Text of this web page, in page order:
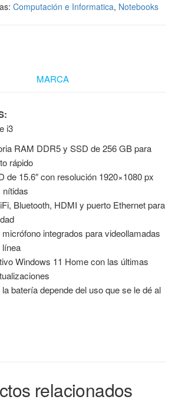
Computación e Informatica, Notebooks
MARCA
i3
RAM DDR5 y SSD de 256 GB para
rápido
de 15.6″ con resolución 1920×1080 px
nítidas
Bluetooth, HDMI y puerto Ethernet para
integrados para videollamadas
línea
Windows 11 Home con las últimas
batería depende del uso que se le dé al
relacionados